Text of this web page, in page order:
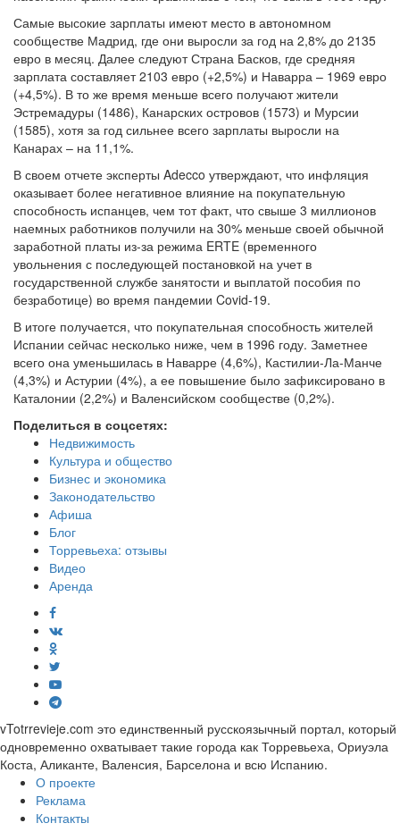
Самые высокие зарплаты имеют место в автономном
сообществе Мадрид, где они выросли за год на 2,8% до 2135
евро в месяц. Далее следуют Страна Басков, где средняя
зарплата составляет 2103 евро (+2,5%) и Наварра – 1969 евро
(+4,5%). В то же время меньше всего получают жители
Эстремадуры (1486), Канарских островов (1573) и Мурсии
(1585), хотя за год сильнее всего зарплаты выросли на
Канарах – на 11,1%.
В своем отчете эксперты Adecco утверждают, что инфляция
оказывает более негативное влияние на покупательную
способность испанцев, чем тот факт, что свыше 3 миллионов
наемных работников получили на 30% меньше своей обычной
заработной платы из-за режима ERTE (временного
увольнения с последующей постановкой на учет в
государственной службе занятости и выплатой пособия по
безработице) во время пандемии Covid-19.
В итоге получается, что покупательная способность жителей
Испании сейчас несколько ниже, чем в 1996 году. Заметнее
всего она уменьшилась в Наварре (4,6%), Кастилии-Ла-Манче
(4,3%) и Астурии (4%), а ее повышение было зафиксировано в
Каталонии (2,2%) и Валенсийском сообществе (0,2%).
Поделиться в соцсетях:
Недвижимость
Культура и общество
Бизнес и экономика
Законодательство
Афиша
Блог
Торревьеха: отзывы
Видео
Аренда
vTotrrevieje.com это единственный русскоязычный портал, который
одновременно охватывает такие города как Торревьеха, Ориуэла
Коста, Аликанте, Валенсия, Барселона и всю Испанию.
О проекте
Реклама
Контакты